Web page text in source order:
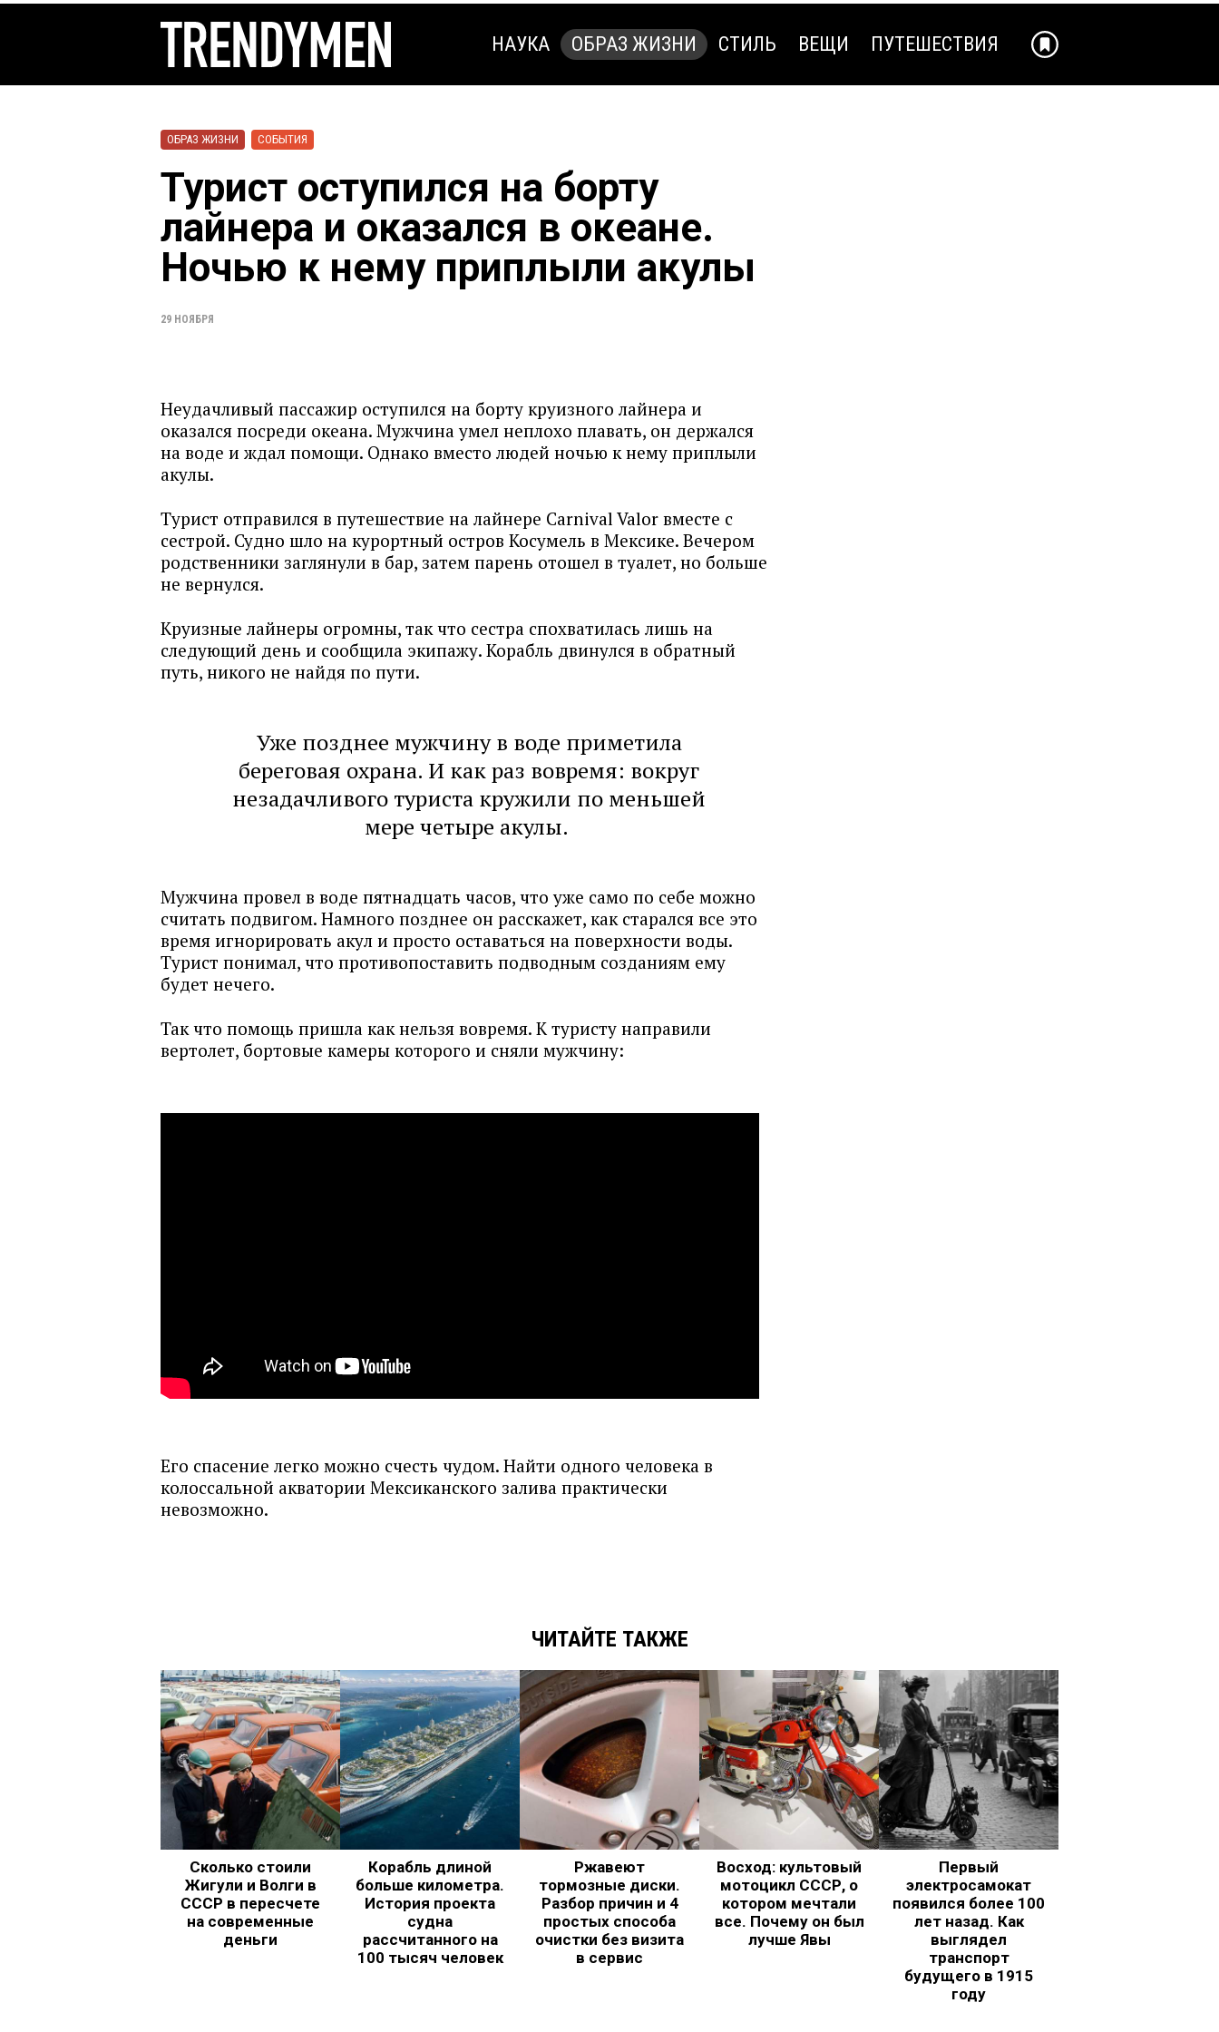
НАУКА ОБРАЗ ЖИЗНИ СТИЛЬ ВЕЩИ ПУТЕШЕСТВИЯ
ОБРАЗ ЖИЗНИ СОБЫТИЯ
Турист оступился на борту
лайнера и оказался в океане.
Ночью к нему приплыли акулы
29 НОЯБРЯ
Неудачливый пассажир оступился на борту круизного лайнера и
оказался посреди океана. Мужчина умел неплохо плавать, он держался
на воде и ждал помощи. Однако вместо людей ночью к нему приплыли
акулы.
Турист отправился в путешествие на лайнере Carnival Valor вместе с
сестрой. Судно шло на курортный остров Косумель в Мексике. Вечером
родственники заглянули в бар, затем парень отошел в туалет, но больше
не вернулся.
Круизные лайнеры огромны, так что сестра спохватилась лишь на
следующий день и сообщила экипажу. Корабль двинулся в обратный
путь, никого не найдя по пути.
Уже позднее мужчину в воде приметила
береговая охрана. И как раз вовремя: вокруг
незадачливого туриста кружили по меньшей
мере четыре акулы.
Мужчина провел в воде пятнадцать часов, что уже само по себе можно
считать подвигом. Намного позднее он расскажет, как старался все это
время игнорировать акул и просто оставаться на поверхности воды.
Турист понимал, что противопоставить подводным созданиям ему
будет нечего.
Так что помощь пришла как нельзя вовремя. К туристу направили
вертолет, бортовые камеры которого и сняли мужчину:
Его спасение легко можно счесть чудом. Найти одного человека в
колоссальной акватории Мексиканского залива практически
невозможно.
ЧИТАЙТЕ ТАКЖЕ
Сколько стоили
Жигули и Волги в
СССР в пересчете
на современные
деньги
Корабль длиной
больше километра.
История проекта
судна
рассчитанного на
100 тысяч человек
Ржавеют
тормозные диски.
Разбор причин и 4
простых способа
очистки без визита
в сервис
Восход: культовый
мотоцикл СССР, о
котором мечтали
все. Почему он был
лучше Явы
Первый
электросамокат
появился более 100
лет назад. Как
выглядел
транспорт
будущего в 1915
году